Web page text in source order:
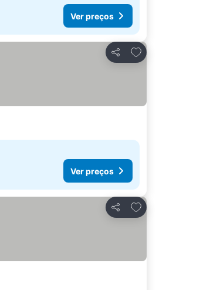
Ver preços
Partilhar
Adicionar aos
Ver preços
Partilhar
Adicionar aos